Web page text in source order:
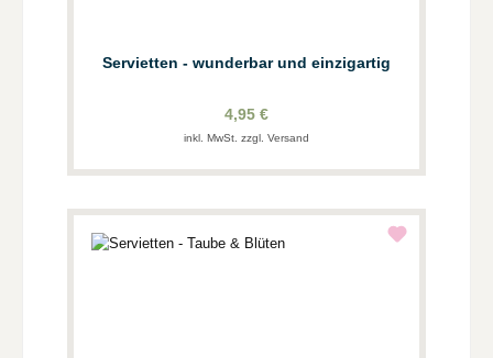
Servietten - wunderbar und einzigartig
4,95 €
inkl. MwSt. zzgl. Versand